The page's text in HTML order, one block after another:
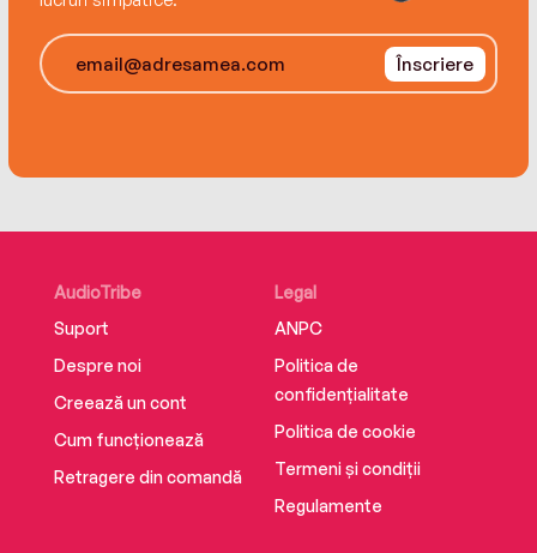
Copyright Lucrare apărută cu acordul COPYRO
– Societate de Gestiune Colectivă a Drepturilor
de Autor.
Toate drepturile asupra acestei ediții în limba
Înscriere
AudioTribe
Suport
Despre noi
Creează un cont
Cum funcționează
Retragere din comandă
Legal
ANPC
Politica de
confidențialitate
Politica de cookie
Termeni și condiții
Regulamente